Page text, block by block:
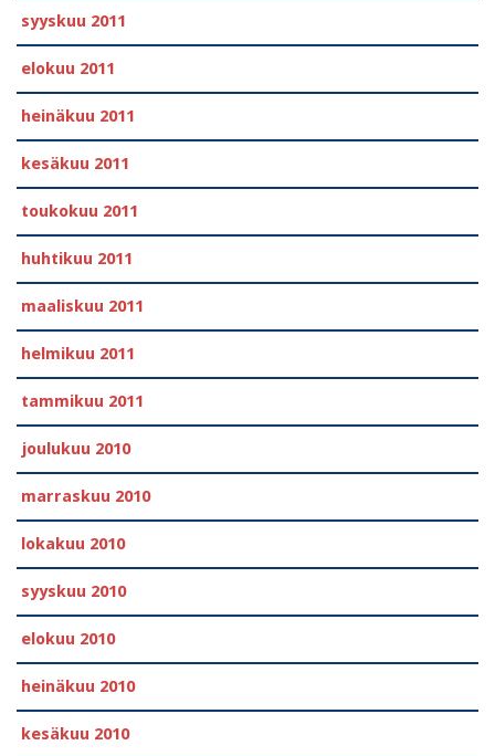
syyskuu 2011
elokuu 2011
heinäkuu 2011
kesäkuu 2011
toukokuu 2011
huhtikuu 2011
maaliskuu 2011
helmikuu 2011
tammikuu 2011
joulukuu 2010
marraskuu 2010
lokakuu 2010
syyskuu 2010
elokuu 2010
heinäkuu 2010
kesäkuu 2010